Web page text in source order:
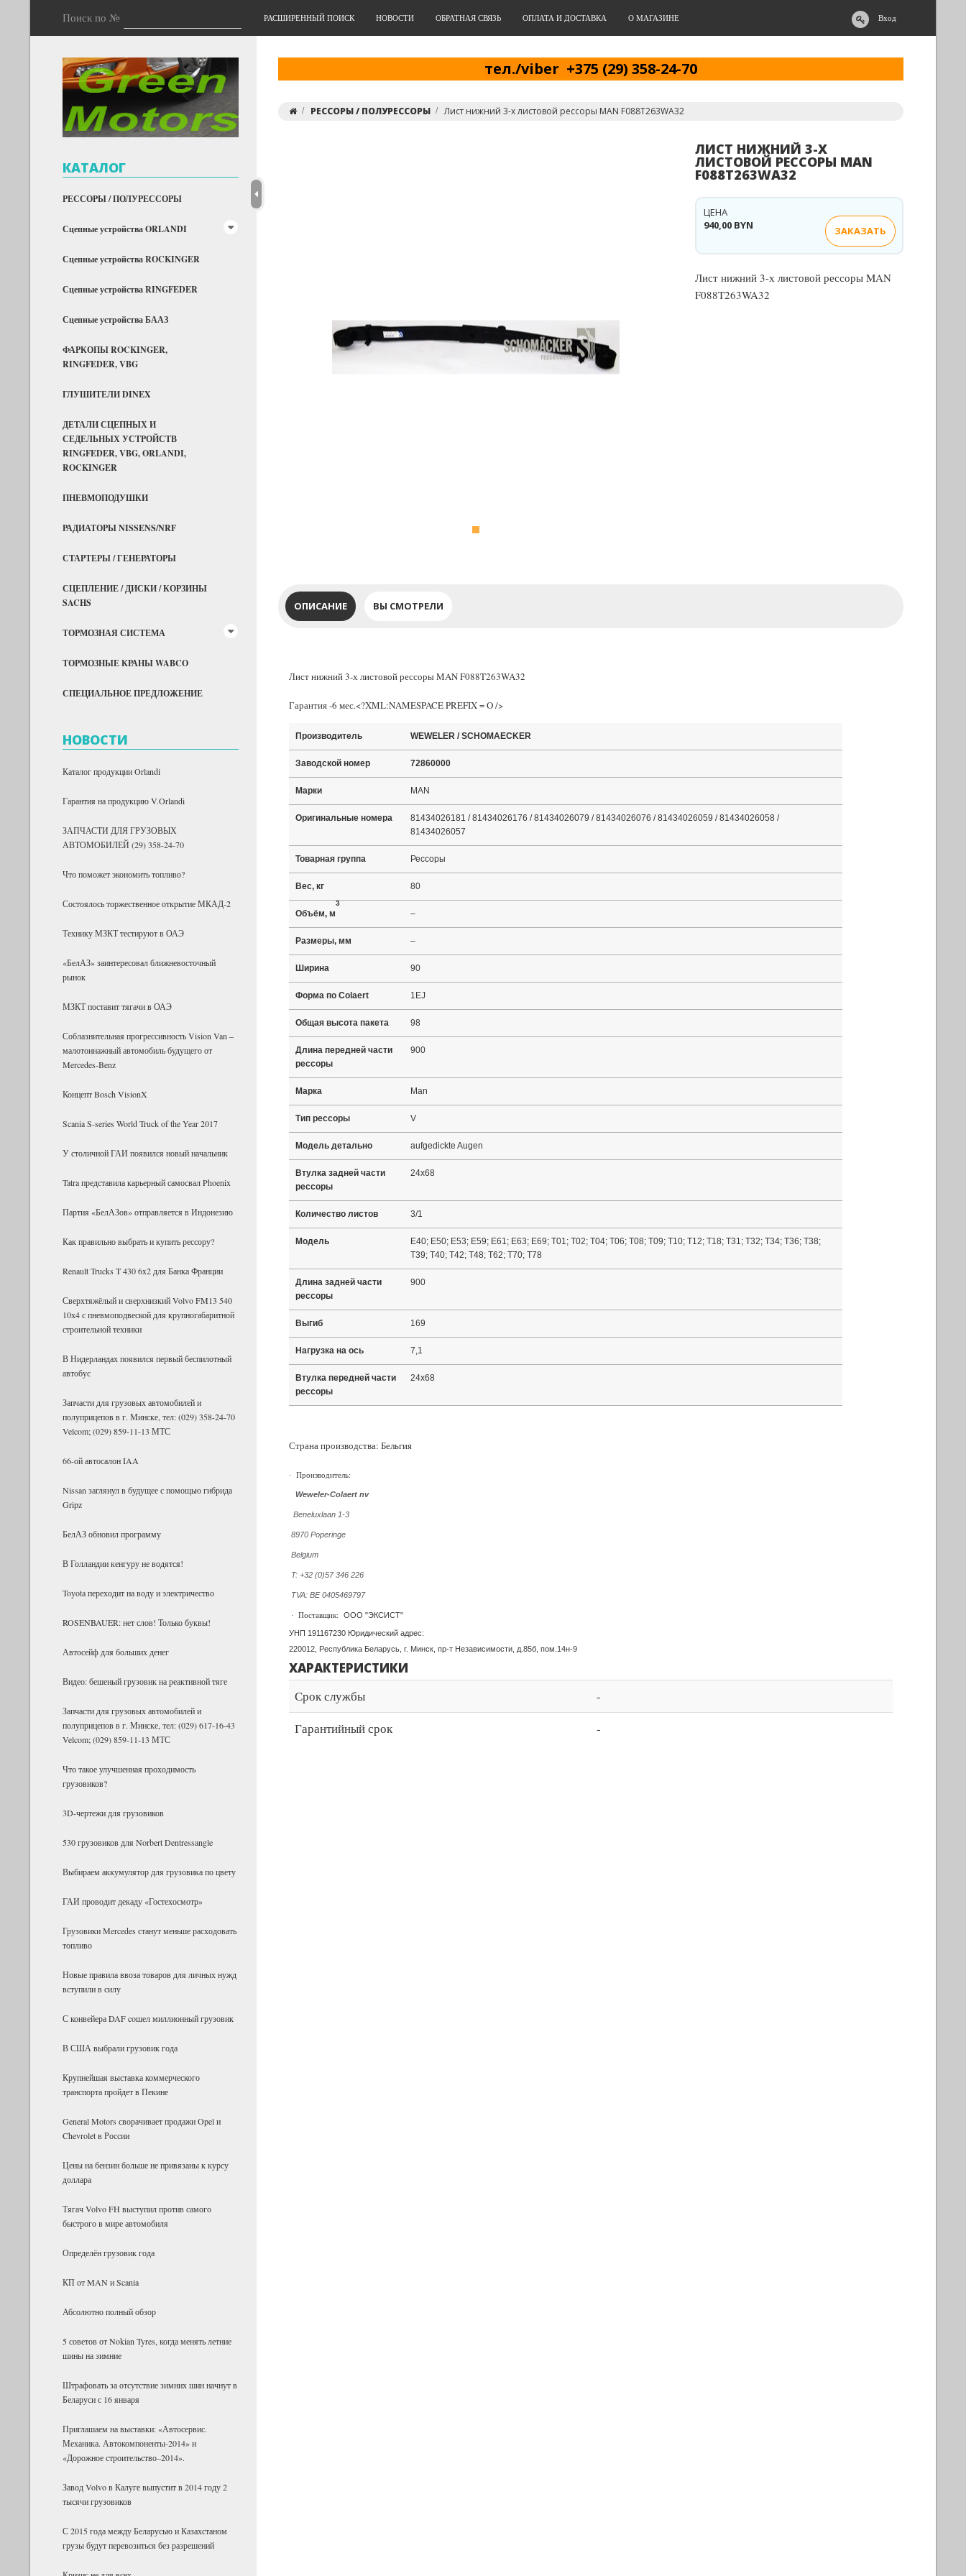
Вход
Поиск по № РАСШИРЕННЫЙ ПОИСК НОВОСТИ ОБРАТНАЯ СВЯЗЬ ОПЛАТА И ДОСТАВКА О МАГАЗИНЕ
КАТАЛОГ
РЕССОРЫ / ПОЛУРЕССОРЫ
Сцепные устройства ORLANDI
Сцепные устройства ROCKINGER
Сцепные устройства RINGFEDER
Сцепные устройства БААЗ
ФАРКОПЫ ROCKINGER,
RINGFEDER, VBG
ГЛУШИТЕЛИ DINEX
ДЕТАЛИ СЦЕПНЫХ И
СЕДЕЛЬНЫХ УСТРОЙСТВ
RINGFEDER, VBG, ORLANDI,
ROCKINGER
ПНЕВМОПОДУШКИ
РАДИАТОРЫ NISSENS/NRF
СТАРТЕРЫ / ГЕНЕРАТОРЫ
СЦЕПЛЕНИЕ / ДИСКИ / КОРЗИНЫ
SACHS
ТОРМОЗНАЯ СИСТЕМА
ТОРМОЗНЫЕ КРАНЫ WABCO
СПЕЦИАЛЬНОЕ ПРЕДЛОЖЕНИЕ
НОВОСТИ
Каталог продукции Orlandi
Гарантия на продукцию V.Orlandi
ЗАПЧАСТИ ДЛЯ ГРУЗОВЫХ
АВТОМОБИЛЕЙ (29) 358-24-70
Что поможет экономить топливо?
Состоялось торжественное открытие МКАД-2
Технику МЗКТ тестируют в ОАЭ
«БелАЗ» заинтересовал ближневосточный
рынок
МЗКТ поставит тягачи в ОАЭ
Соблазнительная прогрессивность Vision Van –
малотоннажный автомобиль будущего от
Mercedes-Benz
Концепт Bosch VisionX
Scania S-series World Truck of the Year 2017
У столичной ГАИ появился новый начальник
Tatra представила карьерный самосвал Phoenix
Партия «БелАЗов» отправляется в Индонезию
Как правильно выбрать и купить рессору?
Renault Trucks T 430 6x2 для Банка Фран­ции
Сверх­тя­жё­лый и сверх­низ­кий Volvo FM13 540
10х4 с пнев­мо­под­вес­кой для круп­но­га­ба­рит­ной
стро­и­тель­ной тех­ники
В Нидерландах появился первый беспилотный
автобус
Запчасти для грузовых автомобилей и
полуприцепов в г. Минске, тел: (029) 358-24-70
Velcom; (029) 859-11-13 МТС
66-ой автосалон IAA
Nissan заглянул в будущее с помощью гибрида
Gripz
БелАЗ об­но­вил про­грамму
В Гол­лан­дии кен­гуру не во­дятся!
Toyota пе­ре­хо­дит на воду и элек­три­че­ство
ROSENBAUER: нет слов! Только буквы!
Ав­то­сейф для боль­ших денег
Видео: бешеный грузовик на реактивной тяге
Запчасти для грузовых автомобилей и
полуприцепов в г. Минске, тел: (029) 617-16-43
Velcom; (029) 859-11-13 МТС
Что такое улучшенная проходимость
грузовиков?
3D-чертежи для грузовиков
530 грузовиков для Norbert Dentressangle
Выбираем аккумулятор для грузовика по цвету
ГАИ проводит декаду «Гостехосмотр»
Грузовики Mercedes станут меньше расходовать
топливо
Новые правила ввоза товаров для личных нужд
вступили в силу
С конвейера DAF coшел миллионный грузовик
В США выбрали грузовик года
Крупнейшая выставка коммерческого
транспорта пройдет в Пекине
General Motors сворачивает продажи Opel и
Chevrolet в России
Цены на бензин больше не привязаны к курсу
доллара
Тягач Volvo FH выступил против самого
быстрого в мире автомобиля
Определён грузовик года
КП от MAN и Scania
Абсолютно полный обзор
5 советов от Nokian Tyres, когда менять летние
шины на зимние
Штрафовать за отсутствие зимних шин начнут в
Беларуси с 16 января
Приглашаем на выставки: «Автосервис.
Механика. Автокомпоненты-2014» и
«Дорожное строительство–2014».
Завод Volvo в Калуге выпустит в 2014 году 2
тысячи грузовиков
С 2015 года между Беларусью и Казахстаном
грузы будут перевозиться без разрешений
тел./viber +375 (29) 358-24-70
РЕССОРЫ / ПОЛУРЕССОРЫ Лист нижний 3-х листовой рессоры MAN F088T263WA32
ЛИСТ НИЖНИЙ 3-Х
ЛИСТОВОЙ РЕССОРЫ MAN
F088T263WA32
940,00 BYN
ЦЕНА
ЗАКАЗАТЬ
Лист нижний 3-х листовой рессоры MAN
F088T263WA32
ОПИСАНИЕ ВЫ СМОТРЕЛИ
Лист нижний 3-х листовой рессоры MAN F088T263WA32
Гарантия -6 мес.<?XML:NAMESPACE PREFIX = O />
Производитель WEWELER / SCHOMAECKER
Заводской номер 72860000
Марки MAN
Оригинальные номера
81434026181 / 81434026176 / 81434026079 / 81434026076 / 81434026059 / 81434026058 /
81434026057
Товарная группа Рессоры
Вес, кг 80
Объём, м
3
–
Размеры, мм –
Ширина 90
Форма по Colaert 1EJ
Общая высота пакета 98
Длина передней части
рессоры
900
Марка Man
Тип рессоры V
Модель детально aufgedickte Augen
Втулка задней части
рессоры
24x68
Количество листов 3/1
Модель
E40; E50; E53; E59; E61; E63; E69; T01; T02; T04; T06; T08; T09; T10; T12; T18; T31; T32; T34; T36; T38;
T39; T40; T42; T48; T62; T70; T78
Длина задней части
рессоры
900
Выгиб 169
Нагрузка на ось 7,1
Втулка передней части
рессоры
24x68
Страна производства: Бельгия
· Производитель:
Weweler-Colaert nv
Beneluxlaan 1-3
8970 Poperinge
Belgium
T: +32 (0)57 346 226
TVA: BE 0405469797
· Поставщик: ООО "ЭКСИСТ"
УНП 191167230 Юридический адрес:
220012, Республика Беларусь, г. Минск, пр-т Независимости, д.85б, пом.14н-9
ХАРАКТЕРИСТИКИ
Срок службы
-
Гарантийный срок
-